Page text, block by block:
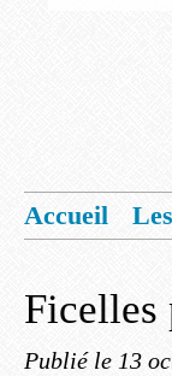
Accueil
Ficelles
Publié le 13